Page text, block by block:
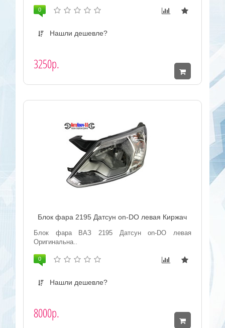
0
Нашли дешевле?
3250р.
Блок фара 2195 Датсун on-DO левая Киржач
Блок фара ВАЗ 2195 Датсун on-DO левая
Оригинальна..
0
Нашли дешевле?
8000р.